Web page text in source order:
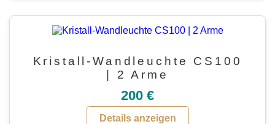
Kristall-Wandleuchte CS100
| 2 Arme
200 €
Details anzeigen